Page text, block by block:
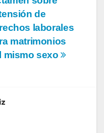
de
laborales
matrimonios
mismo sexo